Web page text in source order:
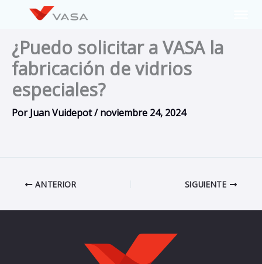
contenido
¿Puedo solicitar a VASA la
fabricación de vidrios
especiales?
PorJuan Vuidepot/noviembre 24, 2024
ANTERIOR SIGUIENTE